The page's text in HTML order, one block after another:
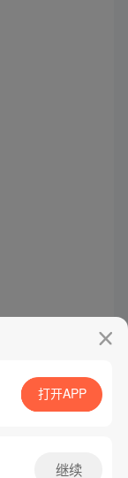
打开APP
继续
5